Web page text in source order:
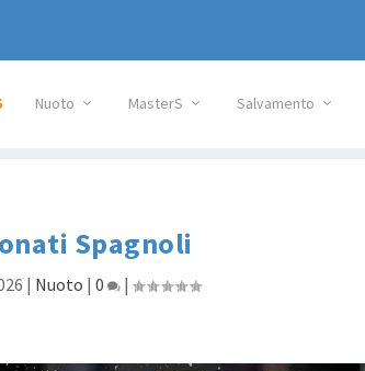
Nuoto MasterS Salvamento
Spagnoli
| Nuoto | 0 |